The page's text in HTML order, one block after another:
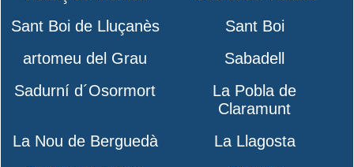
Sant Boi de Lluçanès
Sant Boi
artomeu del Grau
Sabadell
Sadurní d´Osormort
La Pobla de
Claramunt
La Nou de Berguedà
La Llagosta